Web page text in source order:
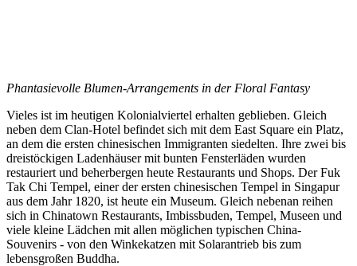
Phantasievolle Blumen-Arrangements in der Floral Fantasy
Vieles ist im heutigen Kolonialviertel erhalten geblieben. Gleich
neben dem Clan-Hotel befindet sich mit dem East Square ein Platz,
an dem die ersten chinesischen Immigranten siedelten. Ihre zwei bis
dreistöckigen Ladenhäuser mit bunten Fensterläden wurden
restauriert und beherbergen heute Restaurants und Shops. Der Fuk
Tak Chi Tempel, einer der ersten chinesischen Tempel in Singapur
aus dem Jahr 1820, ist heute ein Museum. Gleich nebenan reihen
sich in Chinatown Restaurants, Imbissbuden, Tempel, Museen und
viele kleine Lädchen mit allen möglichen typischen China-
Souvenirs - von den Winkekatzen mit Solarantrieb bis zum
lebensgroßen Buddha.